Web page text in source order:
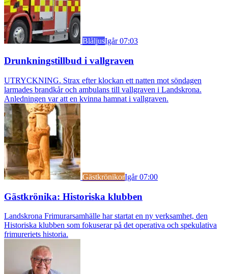
BlåljusIgår 07:03
Drunkningstillbud i vallgraven
UTRYCKNING. Strax efter klockan ett natten mot söndagen
larmades brandkår och ambulans till vallgraven i Landskrona.
Anledningen var att en kvinna hamnat i vallgraven.
GästkrönikorIgår 07:00
Gästkrönika: Historiska klubben
Landskrona Frimurarsamhälle har startat en ny verksamhet, den
Historiska klubben som fokuserar på det operativa och spekulativa
frimureriets historia.